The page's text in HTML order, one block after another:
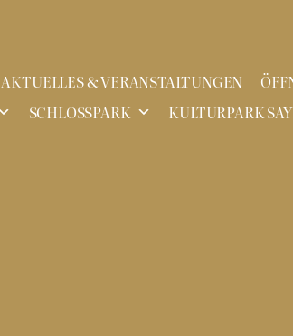
AKTUELLES & VERANSTALTUNGEN
SCHLOSSPARK KULTURPARK